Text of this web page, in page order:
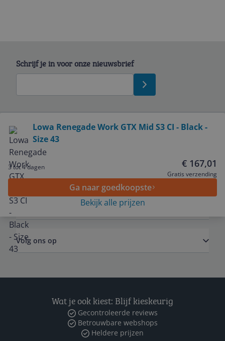
Lowa Renegade Work GTX Mid S3 CI - Black -
Size 43
3 tot 4 dagen € 167,01
Gratis verzending
Ga naar goedkoopste
Bekijk alle prijzen
Schrijf je in voor onze nieuwsbrief
Service
Algemeen
Volg ons op
Wat je ook kiest: Blijf kieskeurig
Gecontroleerde reviews
Betrouwbare webshops
Heldere prijzen